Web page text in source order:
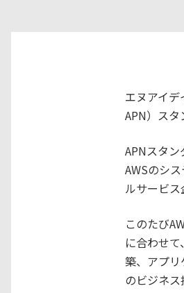
エヌアイ
APN）スタ
APNスタン
AWSのシ
ルサービス
このたび
に合わせ
築、アプ
のビジネス